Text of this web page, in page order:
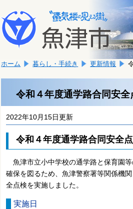
文
へ
移
ま
す。
こ
か
文
ホーム 暮らし・手続き 更新情報
令和４年度通学路合同安全
2022年10月15日更新
令和４年度通学路合同安全
魚津市立小中学校の通学路と保育園
確保を図るため、魚津警察署等関係機
全点検を実施しました。
実施日